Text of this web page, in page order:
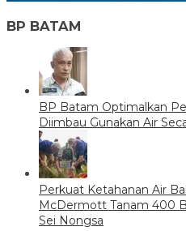
BP BATAM
BP Batam Optimalkan
Diimbau Gunakan Air
Perkuat Ketahanan Air
McDermott Tanam 400
Sei Nongsa